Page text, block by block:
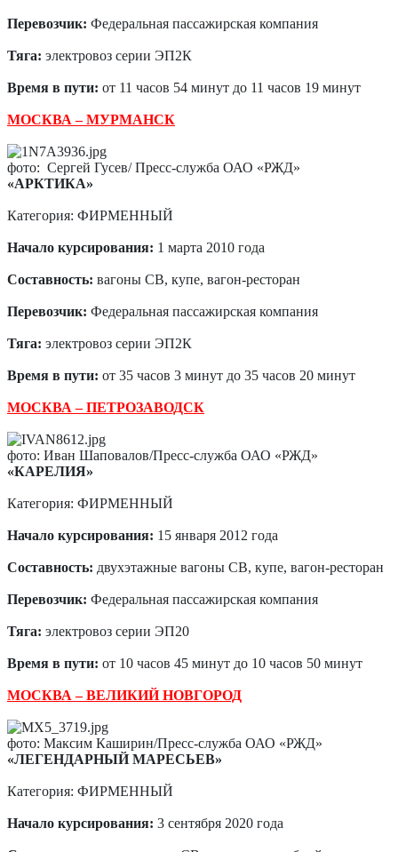
Перевозчик: Федеральная пассажирская компания
Тяга: электровоз серии ЭП2К
Время в пути: от 11 часов 54 минут до 11 часов 19 минут
МОСКВА – МУРМАНСК
фото: Сергей Гусев/ Пресс-служба ОАО «РЖД»
«АРКТИКА»
Категория: ФИРМЕННЫЙ
Начало курсирования: 1 марта 2010 года
Составность: вагоны СВ, купе, вагон-ресторан
Перевозчик: Федеральная пассажирская компания
Тяга: электровоз серии ЭП2К
Время в пути: от 35 часов 3 минут до 35 часов 20 минут
МОСКВА – ПЕТРОЗАВОДСК
фото: Иван Шаповалов/Пресс-служба ОАО «РЖД»
«КАРЕЛИЯ»
Категория: ФИРМЕННЫЙ
Начало курсирования: 15 января 2012 года
Составность: двухэтажные вагоны СВ, купе, вагон-ресторан
Перевозчик: Федеральная пассажирская компания
Тяга: электровоз серии ЭП20
Время в пути: от 10 часов 45 минут до 10 часов 50 минут
МОСКВА – ВЕЛИКИЙ НОВГОРОД
фото: Максим Каширин/Пресс-служба ОАО «РЖД»
«ЛЕГЕНДАРНЫЙ МАРЕСЬЕВ»
Категория: ФИРМЕННЫЙ
Начало курсирования: 3 сентября 2020 года